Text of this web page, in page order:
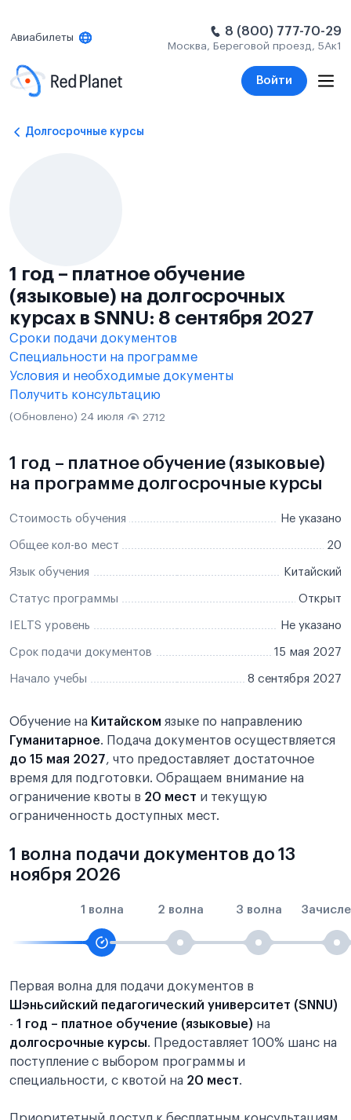
Авиабилеты 8 (800) 777-70-29
Москва, Береговой проезд, 5Ак1
Войти
Долгосрочные курсы
1 год – платное обучение
(языковые) на долгосрочных
курсах в SNNU: 8 сентября 2027
Сроки подачи документов
Специальности на программе
Условия и необходимые документы
Получить консультацию
(Обновлено) 24 июля 2712
1 год – платное обучение (языковые)
на программе долгосрочные курсы
Стоимость обучения Не указано
Общее кол-во мест 20
Язык обучения Китайский
Статус программы Открыт
IELTS уровень Не указано
Срок подачи документов 15 мая 2027
Начало учебы 8 сентября 2027
Обучение на Китайском языке по направлению
Гуманитарное. Подача документов осуществляется
до 15 мая 2027, что предоставляет достаточное
время для подготовки. Обращаем внимание на
ограничение квоты в 20 мест и текущую
ограниченность доступных мест.
1 волна подачи документов до 13
ноября 2026
1 волна 2 волна 3 волна
Первая волна для подачи документов в
Шэньсийский педагогический университет (SNNU)
- 1 год – платное обучение (языковые) на
долгосрочные курсы. Предоставляет 100% шанс на
поступление с выбором программы и
специальности, с квотой на 20 мест.